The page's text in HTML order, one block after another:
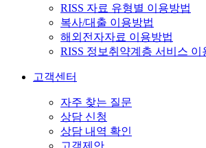
RISS 자료 유형별 이용방법
복사/대출 이용방법
해외전자자료 이용방법
RISS 정보취약계층 서비스 이
고객센터
자주 찾는 질문
상담 신청
상담 내역 확인
고객제안